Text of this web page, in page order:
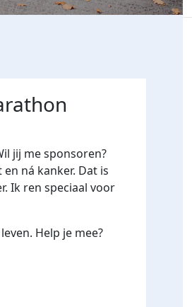
jij me sponsoren?
ná kanker. Dat is
Ik ren speciaal voor
Help je mee?